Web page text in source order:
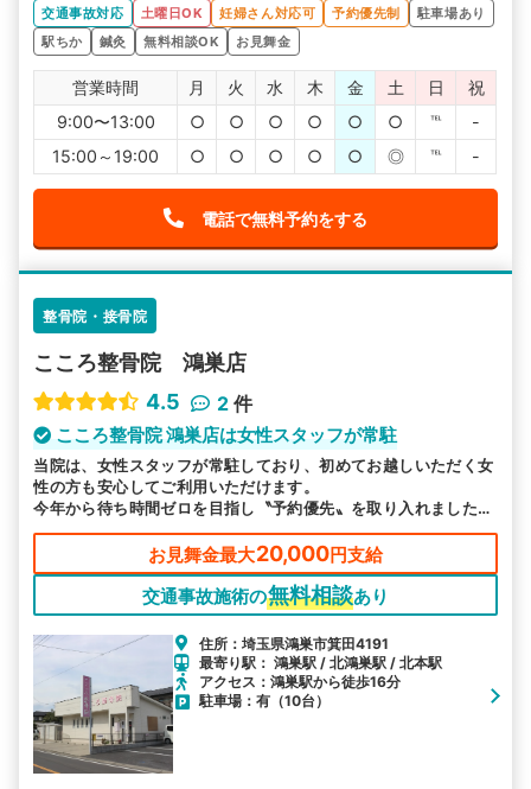
交通事故対応 土曜日OK 妊婦さん対応可 予約優先制
駐車場あり
駅ちか
鍼灸 無料相談OK お見舞金
営業時間 月 火 水 木 金 土 日
祝
9:00〜13:00
○ ○ ○ ○ ○ ○ ℡
-
15:00～19:00
○ ○ ○ ○ ○ ◎ ℡ -
電話で無料予約をする
整骨院・接骨院
こころ整骨院 鴻巣店
4.5
2 件
こころ整骨院 鴻巣店は女性スタッフが常駐
当院は、女性スタッフが常駐しており、初めてお越しいただく女
性の方も安心してご利用いただけます。
今年から待ち時間ゼロを目指し〝予約優先〟を取り入れました。
特に初めての方は、1時間程度かけてしっかり診させて頂きま
す。一人一人症状は違うので、その方に合った施術をしたい当院
の方針です。
お見舞金最大20,000円支給
交通事故施術の無料相談あり
住所：埼玉県鴻巣市箕田4191
最寄り駅： 鴻巣駅 / 北鴻巣駅 / 北本駅
アクセス：鴻巣駅から徒歩16分
駐車場：有（10台）